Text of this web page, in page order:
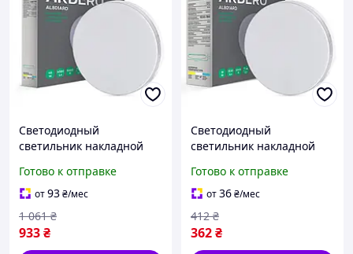
Cветодиодный
светильник накладной
х 4 см white (SHiz16043)
Готово к отправке
от93₴/мес
933₴
1 061 ₴
Cветодиодный
светильник накладной
х 4 см white (TMiz16040)
Готово к отправке
от36₴/мес
362₴
412 ₴